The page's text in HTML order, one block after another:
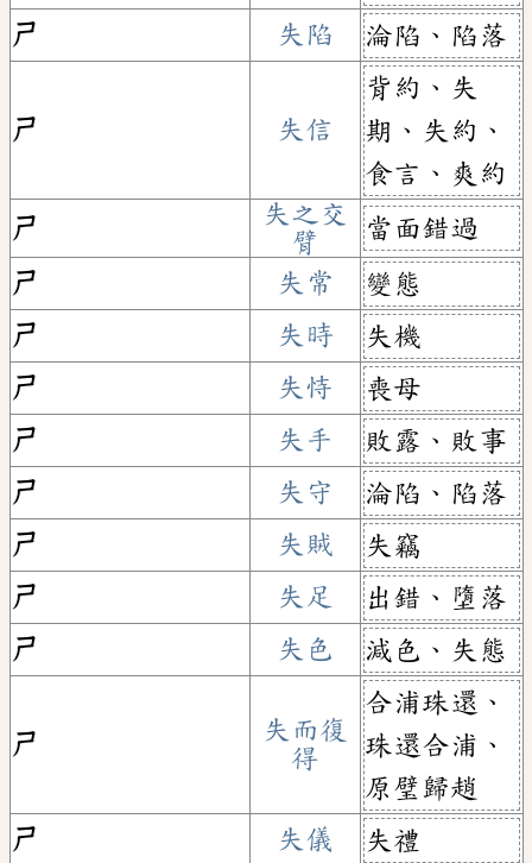
ㄕ
失陷 淪陷、陷落
ㄕ 失信
背約、失
期、失約、
食言、爽約
ㄕ
失之交
臂
當面錯過
ㄕ
失常
變態
ㄕ
失時
失機
ㄕ
失恃
喪母
ㄕ
失手
敗露、敗事
ㄕ
失守
淪陷、陷落
ㄕ
失賊
失竊
ㄕ
失足
出錯、墮落
ㄕ
失色 減色、失態
ㄕ
失而復
得
合浦珠還、
珠還合浦、
原璧歸趙
ㄕ
失儀
失禮